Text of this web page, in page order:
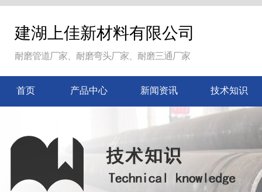
建湖上佳新材料有限公司
耐磨管道厂家、耐磨弯头厂家、耐磨三通厂家
首页 产品中心 新闻资讯 技术知识